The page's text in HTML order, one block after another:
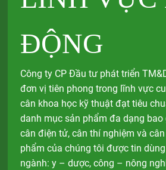
ĐỘNG
Công ty CP Đầu tư phát triển
đơn vị tiên phong trong lĩnh vực
cân khoa học kỹ thuật đạt tiêu
danh mục sản phẩm đa dạng
cân điện tử, cân thí nghiệm và
phẩm của chúng tôi được tin
ngành: y – dược, công – nông